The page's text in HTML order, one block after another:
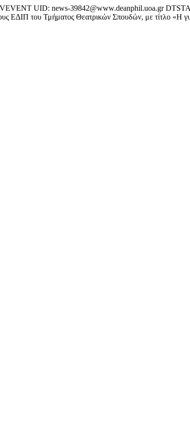
UID: news-39842@www.deanphil.uoa.gr
ΕΔΙΠ του Τμήματος Θεατρικών Σπουδών, με τίτλο